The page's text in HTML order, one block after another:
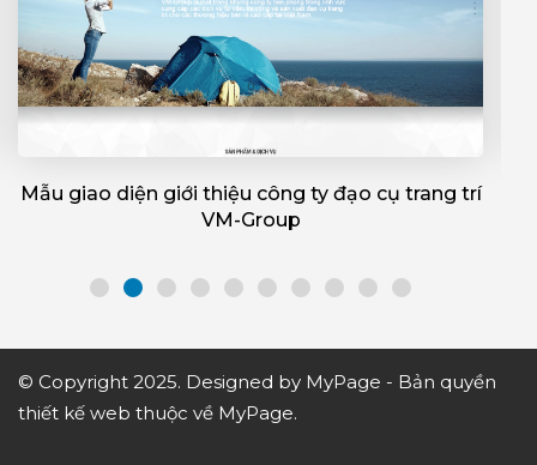
Mẫu giao diện giới thiệu công ty đạo cụ trang trí
VM-Group
© Copyright 2025. Designed by MyPage - Bản quyền
thiết kế web thuộc về MyPage.